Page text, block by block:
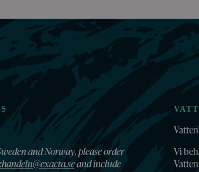
and Norway, please order
and include
Vi